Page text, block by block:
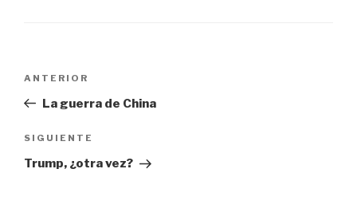
entradas
Entrada
anterior:
ANTERIOR
La guerra de China
Siguiente
entrada
SIGUIENTE
Trump, ¿otra vez?